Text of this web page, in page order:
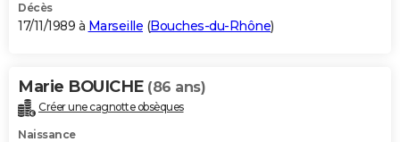
Décès
17/11/1989 à Marseille (Bouches-du-Rhône)
Marie BOUICHE (86 ans)
Créer une cagnotte obsèques
Naissance